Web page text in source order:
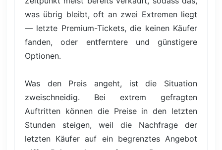
was übrig bleibt, oft an zwei Extremen liegt
— letzte Premium-Tickets, die keinen Käufer
fanden, oder entferntere und günstigere
Optionen.
Was den Preis angeht, ist die Situation
zweischneidig. Bei extrem gefragten
Auftritten können die Preise in den letzten
Stunden steigen, weil die Nachfrage der
letzten Käufer auf ein begrenztes Angebot